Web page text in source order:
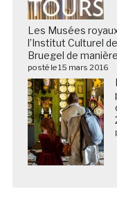
Les Musées
l’Institut Culturel
Bruegel de
posté le 15 mars 2016